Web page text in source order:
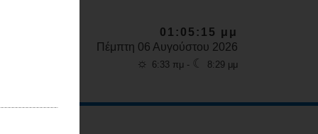
01:05:17 μμ
Πέμπτη 06 Αυγούστου 2026
☼ 6:33 πμ - ☾ 8:29 μμ